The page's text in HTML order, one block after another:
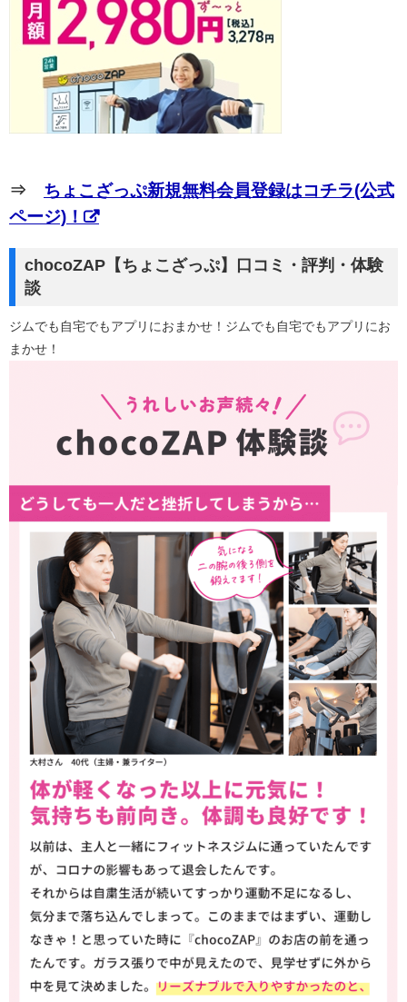
⇒ ちょこざっぷ新規無料会員登録はコチラ(公式
ページ)！
chocoZAP【ちょこざっぷ】口コミ・評判・体験
談
ジムでも自宅でもアプリにおまかせ！ジムでも自宅でもアプリにお
まかせ！